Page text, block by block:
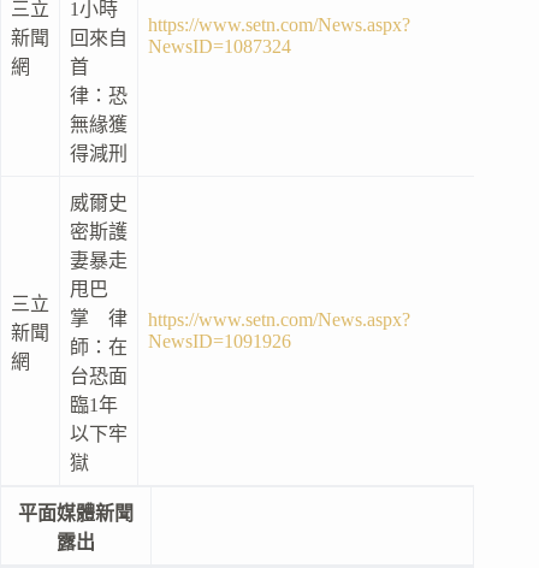
三立
新聞
網
1小時
回來自
首
律：恐
無緣獲
得減刑
https://www.setn.com/News.aspx?
NewsID=1087324
三立
新聞
網
威爾史
密斯護
妻暴走
甩巴
掌 律
師：在
台恐面
臨1年
以下牢
獄
https://www.setn.com/News.aspx?
NewsID=1091926
平面媒體新聞
露出